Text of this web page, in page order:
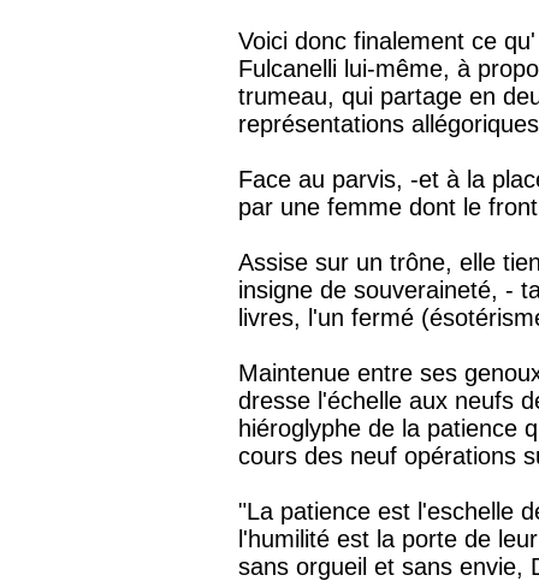
Voici donc finalement ce
Fulcanelli lui-même, à
trumeau, qui partage en
représentations
Face au parvis, -et à la
par une femme dont le
Assise sur un trône, elle
insigne de souveraineté, -
livres, l'un fermé
Maintenue entre ses
dresse l'échelle aux neufs
hiéroglyphe de la patience
cours des neuf opérations
"La patience est l'eschelle
l'humilité est la porte de
sans orgueil et sans envie,